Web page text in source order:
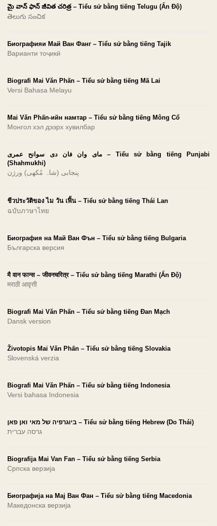
మై వాన్ ఫాన్ జీవిత చరిత్ర – Tiểu sử bằng tiếng Telugu (Ấn Độ)
తెలుగు సంచిక
Биографияи Май Ван Фанг – Tiểu sử bằng tiếng Tajik
Варианти тоҷикӣ
Biografi Mai Văn Phấn – Tiểu sử bằng tiếng Mã Lai
Versi Bahasa Melayu
Mai Văn Phấn-ийн намтар – Tiểu sử bằng tiếng Mông Cổ
Монгол хэл дээрх хувилбар
مای وان فان دی سوانح عمری – Tiểu sử bằng tiếng Punjabi
(Shahmukhi)
پنجابی (شاہ مُکھی) ورژن
ชีวประวัติของ ไม วัน เฟิ้น – Tiểu sử bằng tiếng Thái Lan
ฉบับภาษาไทย
Биография на Май Ван Фън – Tiểu sử bằng tiếng Bulgaria
Българска версия
मै वान फान्स – जीवनचरित्र – Tiểu sử bằng tiếng Marathi (Ấn Độ)
मराठी आवृत्ती
Biografi Mai Văn Phấn – Tiểu sử bằng tiếng Đan Mạch
Dansk version
Životopis Mai Văn Phấn – Tiểu sử bằng tiếng Slovakia
Slovenská verzia
Biografi Mai Văn Phấn – Tiểu sử bằng tiếng Indonesia
Versi bahasa Indonesia
ביוגרפיה של מאי ואן פאן – Tiểu sử bằng tiếng Hebrew (Do Thái)
גרסה עברית
Biografija Mai Van Fan – Tiểu sử bằng tiếng Serbia
Српска верзија
Биографија на Мај Ван Фан – Tiểu sử bằng tiếng Macedonia
Македонска верзија